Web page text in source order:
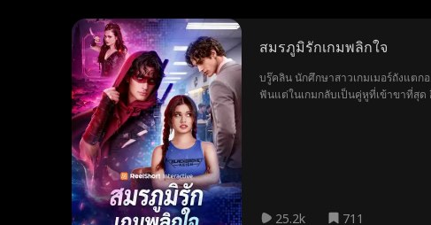
สมรภูมิรักเกมพลิกใจ
บรู๊คลิน นักศึกษาสาวเกมเมอร์ถังแตก
ฟันแต่ในเกมกลับเป็นคู่หูที่เข้าขาที่สุ
25.2k 711